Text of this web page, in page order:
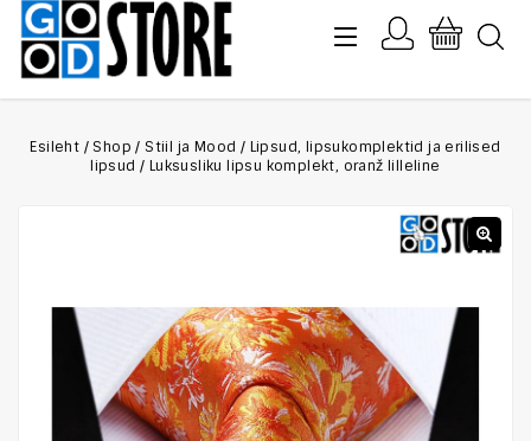
Esileht / Shop / Stiil ja Mood / Lipsud, lipsukomplektid ja erilised
lipsud / Luksusliku lipsu komplekt, oranž lilleline